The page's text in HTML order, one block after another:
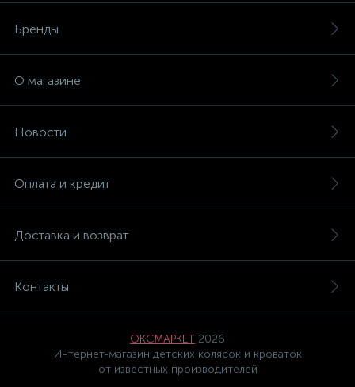
Бренды
О магазине
Новости
Оплата и кредит
Доставка и возврат
Контакты
ОКСМАРКЕТ 2026
Интернет-магазин детских колясок и кроваток
от известных производителей